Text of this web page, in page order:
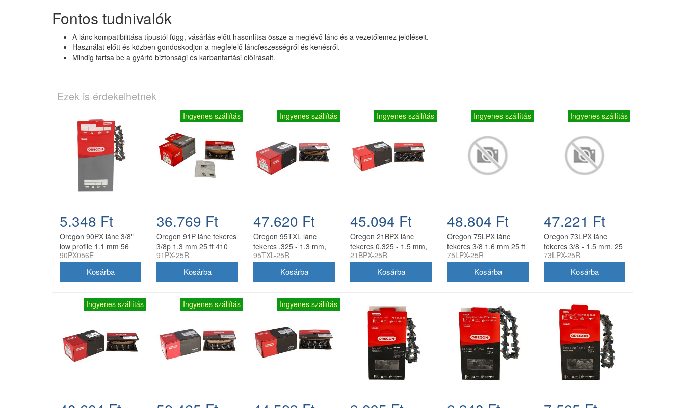
Fontos tudnivalók
A lánc kompatibilitása típustól függ, vásárlás előtt hasonlítsa össze a meglévő lánc és a vezetőlemez jelöléseit.
Használat előtt és közben gondoskodjon a megfelelő láncfeszességről és kenésről.
Mindig tartsa be a gyártó biztonsági és karbantartási előírásait.
Ezek is érdekelhetnek
5.348 Ft
Oregon 90PX lánc 3/8"
low profile 1.1 mm 56
szem
90PX056E
Ingyenes szállítás
36.769 Ft
Oregon 91P lánc tekercs
3/8p 1,3 mm 25 ft 410
szem
91PX-25R
Ingyenes szállítás
47.620 Ft
Oregon 95TXL lánc
tekercs .325 - 1.3 mm,
25 ft, 460 szem
95TXL-25R
Ingyenes szállítás
45.094 Ft
Oregon 21BPX lánc
tekercs 0.325 - 1.5 mm,
25 ft, 460 szem
21BPX-25R
Ingyenes szállítás
48.804 Ft
Oregon 75LPX lánc
tekercs 3/8 1.6 mm 25 ft
410 szem
75LPX-25R
Ingyenes szállítás
47.221 Ft
Oregon 73LPX lánc
tekercs 3/8 - 1.5 mm, 25
ft, 410 szem
73LPX-25R
Ingyenes szállítás Ingyenes szállítás Ingyenes szállítás